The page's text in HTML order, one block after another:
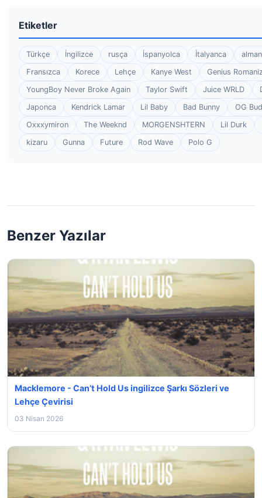
Etiketler
Türkçe İngilizce rusça İspanyolca İtalyanca
Fransızca
Korece Lehçe Kanye West
Genius
YoungBoy Never Broke Again
Taylor Swift Juice WRLD
Japonca
Kendrick Lamar Lil Baby Bad Bunny
OG
Oxxxymiron
The Weeknd MORGENSHTERN
Lil Durk
kizaru
Gunna Future Rod Wave Polo G
Benzer Yazılar
Macklemore - Can’t Hold Us ingilizce Şarkı Sözleri ve
Lehçe Çevirisi
03 Nisan 2026